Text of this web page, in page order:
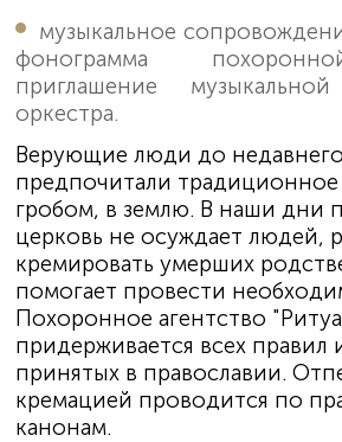
музыкальное
фонограмма
приглашение
оркестра.
Верующие люди до
предпочитали традиционное
гробом, в землю. В наши дни
церковь не осуждает людей,
кремировать умерших
помогает провести
Похоронное агентство
придерживается всех правил
принятых в православии.
кремацией проводится по
канонам.